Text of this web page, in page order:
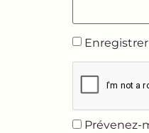
Prévenez-